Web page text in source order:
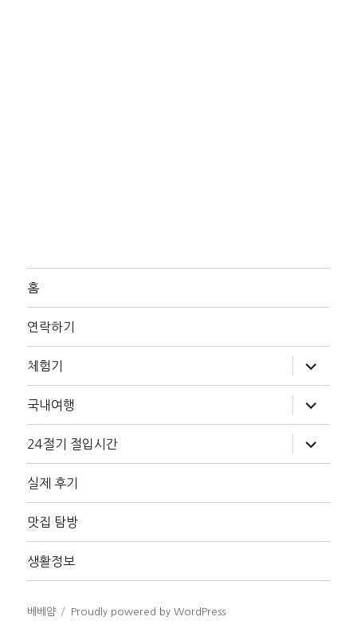
홈
연락하기
체험기
위
메
확
장
국내여행
위
메
확
장
24절기 절입시간
위
메
장
실제 후기
맛집 탐방
생활정보
베베얌 Proudly powered by WordPress